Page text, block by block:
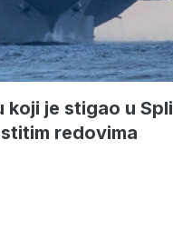
je stigao u
redovima